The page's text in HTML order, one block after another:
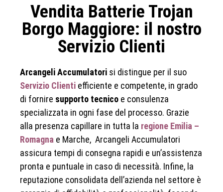
Vendita Batterie Trojan
Borgo Maggiore: il nostro
Servizio Clienti
Arcangeli Accumulatori si distingue per il suo
Servizio Clienti efficiente e competente, in grado
di fornire supporto tecnico e consulenza
specializzata in ogni fase del processo. Grazie
alla presenza capillare in tutta la regione Emilia –
Romagna e Marche, Arcangeli Accumulatori
assicura tempi di consegna rapidi e un’assistenza
pronta e puntuale in caso di necessità. Infine, la
reputazione consolidata dell’azienda nel settore è